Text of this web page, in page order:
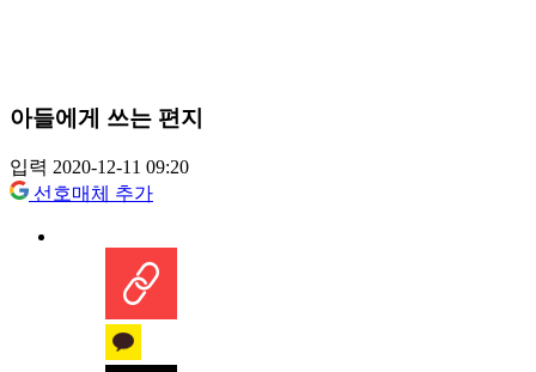
아들에게 쓰는 편지
입력 2020-12-11 09:20
선호매체 추가